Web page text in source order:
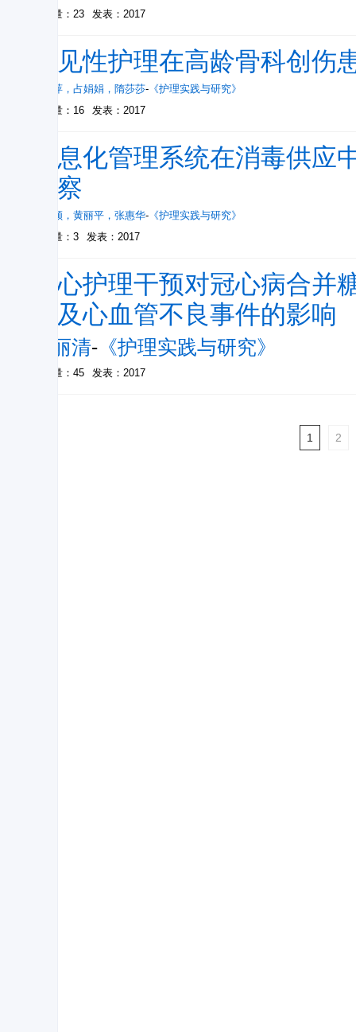
被引量：23 发表：2017
预见性护理在高龄骨科创伤
冯瑞萍 ， 占娟娟 ， 隋莎莎- 《护理实践与研究》
被引量：16
发表：2017
信息化管理系统在消毒供
观察
张春颜 ， 黄丽平 ， 张惠华- 《护理实践与研究》
被引量：3
发表：2017
双心护理干预对冠心病合
为及心血管不良事件的影响
陈丽清- 《护理实践与研究》
被引量：45 发表：2017
1 2